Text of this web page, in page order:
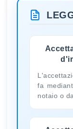
fa
notaio o